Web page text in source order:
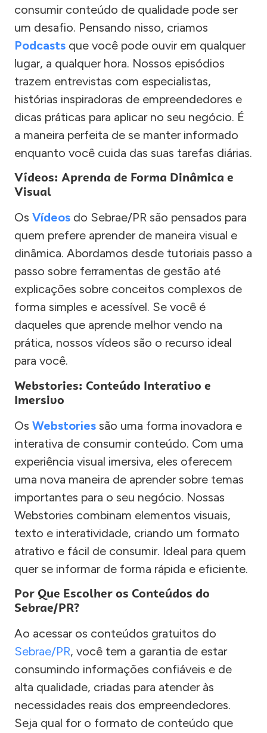
consumir conteúdo de qualidade pode ser
um desafio. Pensando nisso, criamos
Podcasts que você pode ouvir em qualquer
lugar, a qualquer hora. Nossos episódios
trazem entrevistas com especialistas,
histórias inspiradoras de empreendedores e
dicas práticas para aplicar no seu negócio. É
a maneira perfeita de se manter informado
enquanto você cuida das suas tarefas diárias.
Vídeos: Aprenda de Forma Dinâmica e
Visual
Os Vídeos do Sebrae/PR são pensados para
quem prefere aprender de maneira visual e
dinâmica. Abordamos desde tutoriais passo a
passo sobre ferramentas de gestão até
explicações sobre conceitos complexos de
forma simples e acessível. Se você é
daqueles que aprende melhor vendo na
prática, nossos vídeos são o recurso ideal
para você.
Webstories: Conteúdo Interativo e
Imersivo
Os Webstories são uma forma inovadora e
interativa de consumir conteúdo. Com uma
experiência visual imersiva, eles oferecem
uma nova maneira de aprender sobre temas
importantes para o seu negócio. Nossas
Webstories combinam elementos visuais,
texto e interatividade, criando um formato
atrativo e fácil de consumir. Ideal para quem
quer se informar de forma rápida e eficiente.
Por Que Escolher os Conteúdos do
Sebrae/PR?
Ao acessar os conteúdos gratuitos do
Sebrae/PR, você tem a garantia de estar
consumindo informações confiáveis e de
alta qualidade, criadas para atender às
necessidades reais dos empreendedores.
Seja qual for o formato de conteúdo que